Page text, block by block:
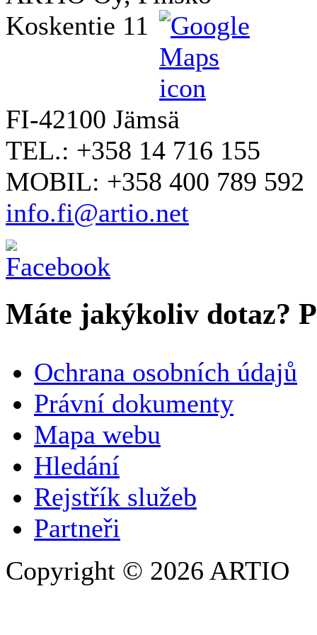
Koskentie 11
FI-42100 Jämsä
TEL.: +358 14 716 155
MOBIL: +358 400 789 592
info.fi@artio.net
Máte jakýkoliv dotaz?
SPOLEČNOST / ORGANIZACE
E-MAILOVÁ ADRESA
TELEFON
Ochrana osobních údajů
Právní dokumenty
Mapa webu
Hledání
Rejstřík služeb
Partneři
Copyright © 2026 ARTIO